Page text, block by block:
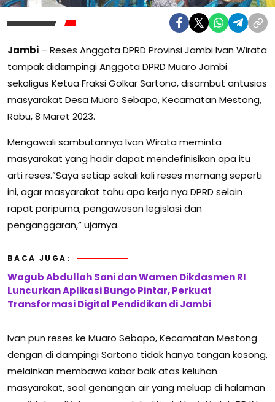
Jambi – Reses Anggota DPRD Provinsi Jambi Ivan Wirata
tampak didampingi Anggota DPRD Muaro Jambi
sekaligus Ketua Fraksi Golkar Sartono, disambut antusias
masyarakat Desa Muaro Sebapo, Kecamatan Mestong,
Rabu, 8 Maret 2023.
Mengawali sambutannya Ivan Wirata meminta
masyarakat yang hadir dapat mendefinisikan apa itu
arti reses.”Saya setiap sekali kali reses memang seperti
ini, agar masyarakat tahu apa kerja nya DPRD selain
rapat paripurna, pengawasan legislasi dan
penganggaran,” ujarnya.
BACA JUGA:
Wagub Abdullah Sani dan Wamen Dikdasmen RI
Luncurkan Aplikasi Bungo Pintar, Perkuat
Transformasi Digital Pendidikan di Jambi
Ivan pun reses ke Muaro Sebapo, Kecamatan Mestong
dengan di dampingi Sartono tidak hanya tangan kosong,
melainkan membawa kabar baik atas keluhan
masyarakat, soal genangan air yang meluap di halaman